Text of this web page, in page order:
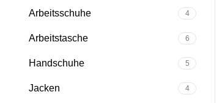
Arbeitsschuhe 4
Arbeitstasche 6
Handschuhe 5
Jacken 4